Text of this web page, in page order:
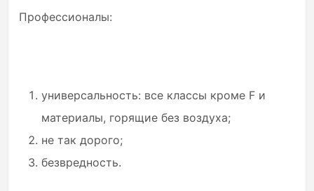
Профессионалы:
универсальность: все классы кроме F и
материалы, горящие без воздуха;
не так дорого;
безвредность.